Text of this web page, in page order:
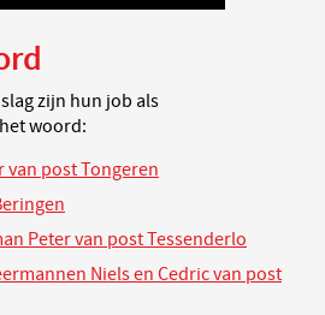
zijn hun job als
woord:
post Tongeren
Peter van post Tessenderlo
Niels en Cedric van post